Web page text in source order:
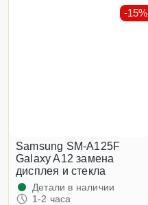
Samsung SM-A125F
Galaxy A12 замена
дисплея и стекла
Детали в наличии
1-2 часа
-15%